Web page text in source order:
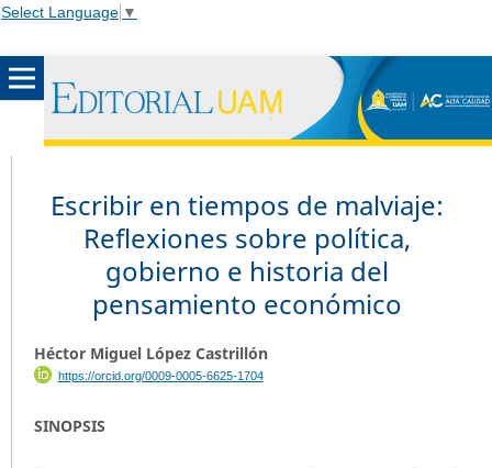
Select Language ▼
Escribir en tiempos de malviaje:
Reflexiones sobre política,
gobierno e historia del
pensamiento económico
Héctor Miguel López Castrillón
https://orcid.org/0009-0005-6625-1704
SINOPSIS